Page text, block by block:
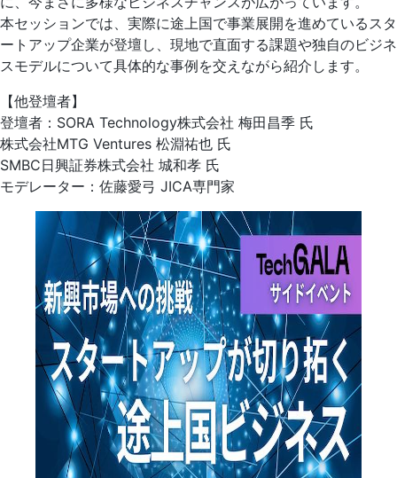
本セッションでは、実際に途上国で事業展開を進めているスタ
ートアップ企業が登壇し、現地で直面する課題や独自のビジネ
スモデルについて具体的な事例を交えながら紹介します。
【他登壇者】
登壇者：SORA Technology株式会社 梅田昌季 氏
株式会社MTG Ventures 松淵祐也 氏
SMBC日興証券株式会社 城和孝 氏
モデレーター：佐藤愛弓 JICA専門家